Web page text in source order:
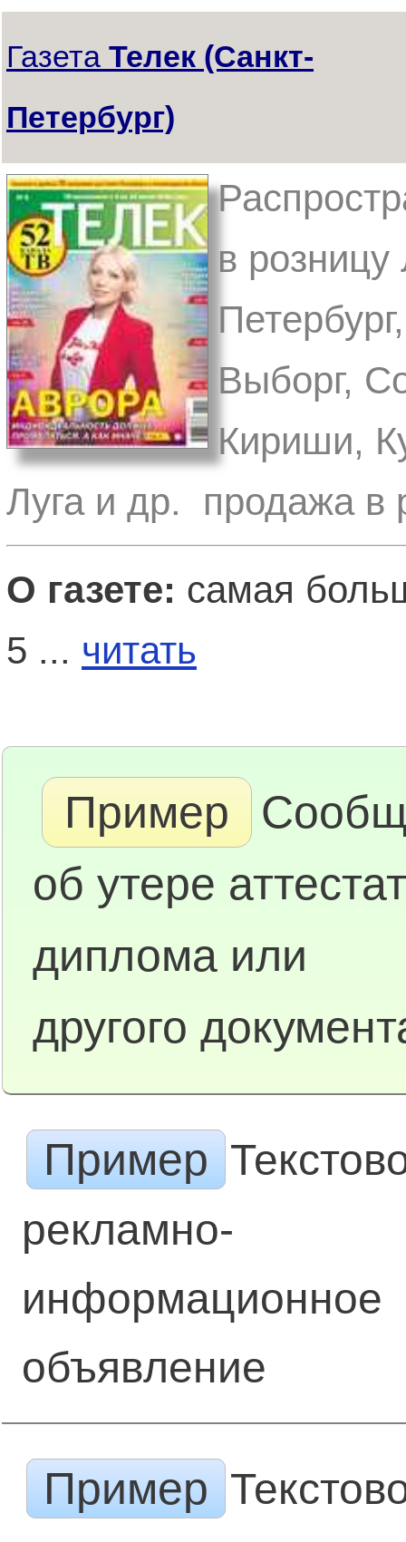
Газета Телек (Санкт-
Петербург)
в розницу
Выборг,
Кириши,
Луга и др. продажа в
О газете: самая
5 ... читать
Пример
об утере
диплома или
другого
Пример
рекламно-
информационное
объявление
Пример